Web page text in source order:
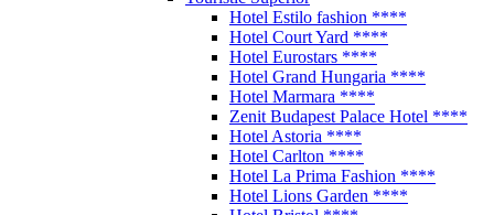
Hotel Estilo fashion ****
Hotel Court Yard ****
Hotel Eurostars ****
Hotel Grand Hungaria ****
Hotel Marmara ****
Zenit Budapest Palace Hotel ****
Hotel Astoria ****
Hotel Carlton ****
Hotel La Prima Fashion ****
Hotel Lions Garden ****